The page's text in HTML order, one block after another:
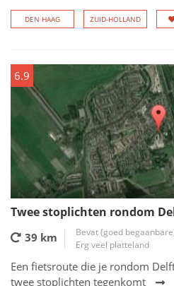
DEN HAAG ZUID-HOLLAND
6.9
Twee stoplichten rondom
39 km
Bevat (goed
Erg veel platteland
Een fietsroute die je rondom
twee stoplichten tegenkomt